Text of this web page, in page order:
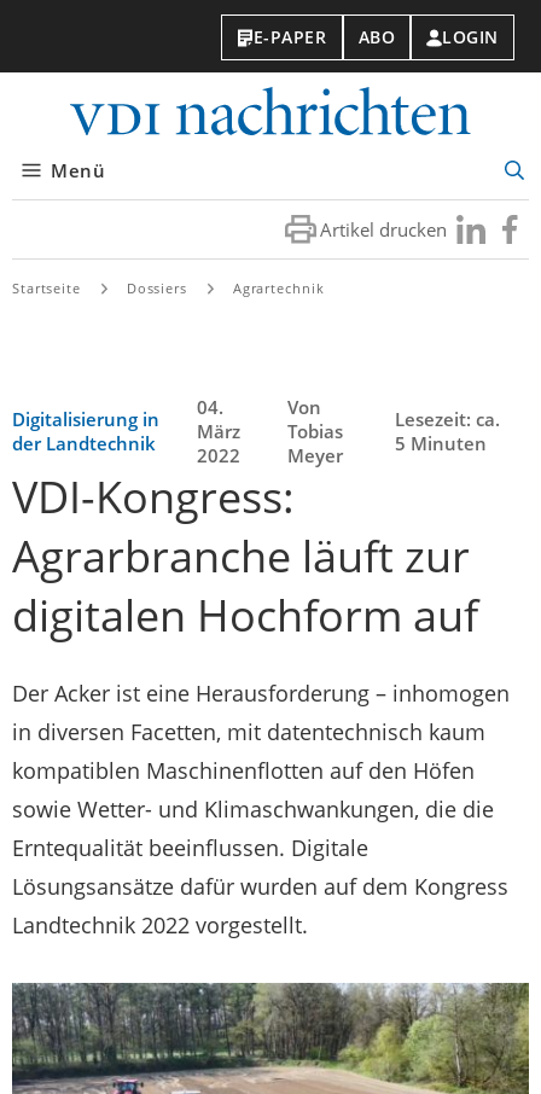
E-PAPER ABO LOGIN
Menü
Artikel drucken Besuchen
Sie
Sie
Startseite Dossiers Agrartechnik
Digitalisierung in
der Landtechnik
04.
März
2022
Von
Tobias
Meyer
Lesezeit: ca.
5 Minuten
VDI-Kongress:
Agrarbranche läuft zur
digitalen Hochform auf
Der Acker ist eine Herausforderung – inhomogen
in diversen Facetten, mit datentechnisch kaum
kompatiblen Maschinenflotten auf den Höfen
sowie Wetter- und Klimaschwankungen, die die
Erntequalität beeinflussen. Digitale
Lösungsansätze dafür wurden auf dem Kongress
Landtechnik 2022 vorgestellt.